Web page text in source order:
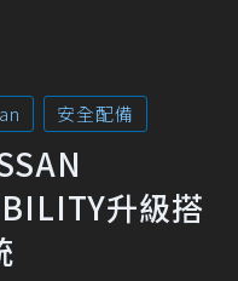
安全配備
升級搭